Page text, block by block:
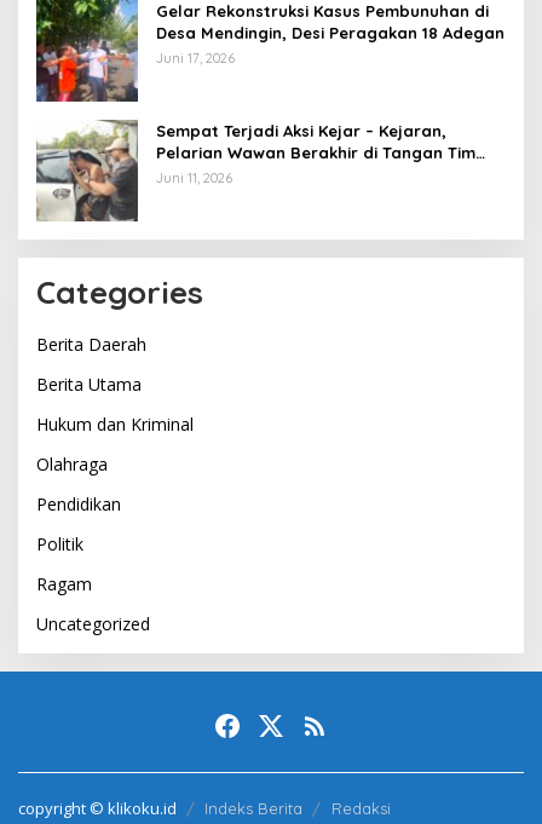
Gelar Rekonstruksi Kasus Pembunuhan di
Desa Mendingin, Desi Peragakan 18 Adegan
Juni 17, 2026
Sempat Terjadi Aksi Kejar – Kejaran,
Pelarian Wawan Berakhir di Tangan Tim
Opsnal Polsek Lubuk Batang, Kaki
Juni 11, 2026
Categories
Berita Daerah
Berita Utama
Hukum dan Kriminal
Olahraga
Pendidikan
Politik
Ragam
Uncategorized
copyright © klikoku.id Indeks Berita Redaksi